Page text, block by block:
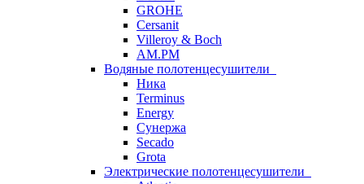
GROHE
Cersanit
Villeroy & Boch
AM.PM
Водяные полотенцесушители
Ника
Terminus
Energy
Сунержа
Secado
Grota
Электрические полотенцесушители